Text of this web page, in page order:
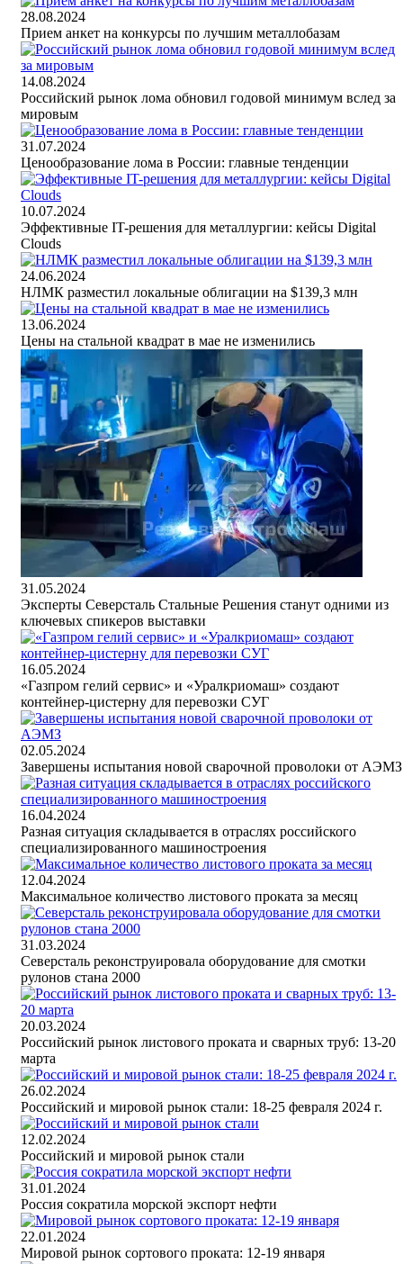
28.08.2024
Прием анкет на конкурсы по лучшим металлобазам
14.08.2024
Российский рынок лома обновил годовой минимум вслед за
мировым
31.07.2024
Ценообразование лома в России: главные тенденции
10.07.2024
Эффективные IT-решения для металлургии: кейсы Digital
Clouds
24.06.2024
НЛМК разместил локальные облигации на $139,3 млн
13.06.2024
Цены на стальной квадрат в мае не изменились
31.05.2024
Эксперты Северсталь Стальные Решения станут одними из
ключевых спикеров выставки
16.05.2024
«Газпром гелий сервис» и «Уралкриомаш» создают
контейнер-цистерну для перевозки СУГ
02.05.2024
Завершены испытания новой сварочной проволоки от АЭМЗ
16.04.2024
Разная ситуация складывается в отраслях российского
специализированного машиностроения
12.04.2024
Максимальное количество листового проката за месяц
31.03.2024
Северсталь реконструировала оборудование для смотки
рулонов стана 2000
20.03.2024
Российский рынок листового проката и сварных труб: 13-20
марта
26.02.2024
Российский и мировой рынок стали: 18-25 февраля 2024 г.
12.02.2024
Российский и мировой рынок стали
31.01.2024
Россия сократила морской экспорт нефти
22.01.2024
Мировой рынок сортового проката: 12-19 января